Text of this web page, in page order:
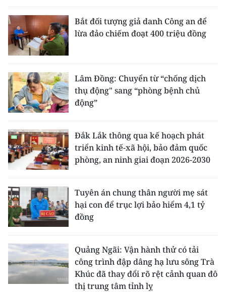
Bắt đối tượng giả danh Công an để
lừa đảo chiếm đoạt 400 triệu đồng
Lâm Đồng: Chuyển từ “chống dịch
thụ động" sang “phòng bệnh chủ
động”
Đắk Lắk thông qua kế hoạch phát
triển kinh tế-xã hội, bảo đảm quốc
phòng, an ninh giai đoạn 2026-2030
Tuyên án chung thân người mẹ sát
hại con để trục lợi bảo hiểm 4,1 tỷ
đồng
Quảng Ngãi: Vận hành thử có tải
công trình đập dâng hạ lưu sông Trà
Khúc đã thay đổi rõ rệt cảnh quan đô
thị trung tâm tỉnh lỵ